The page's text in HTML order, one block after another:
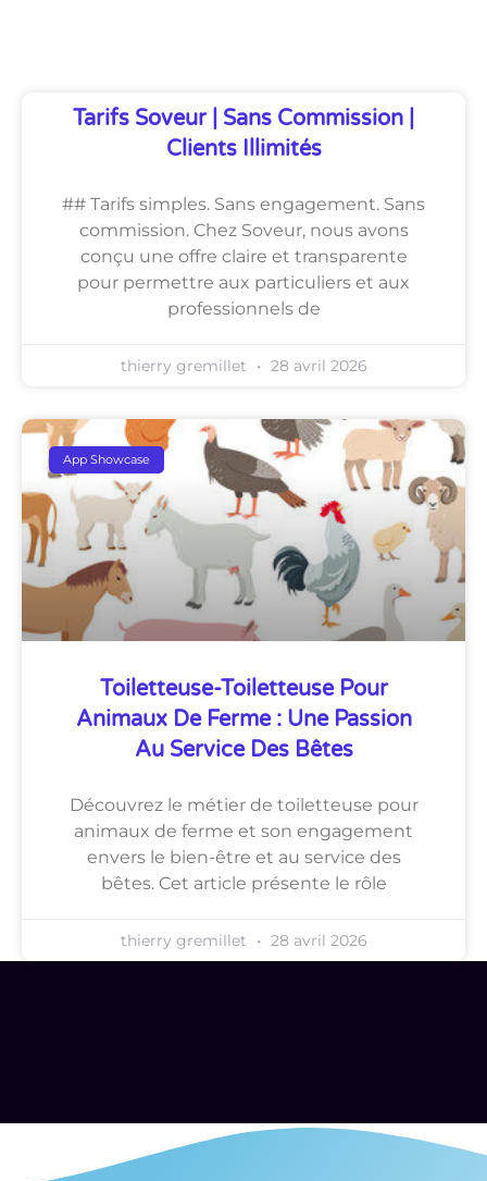
Tarifs Soveur | Sans Commission |
Clients Illimités
## Tarifs simples. Sans engagement. Sans
commission. Chez Soveur, nous avons
conçu une offre claire et transparente
pour permettre aux particuliers et aux
professionnels de
thierry gremillet 28 avril 2026
App Showcase
Toiletteuse-Toiletteuse Pour
Animaux De Ferme : Une Passion
Au Service Des Bêtes
Découvrez le métier de toiletteuse pour
animaux de ferme et son engagement
envers le bien-être et au service des
bêtes. Cet article présente le rôle
thierry gremillet 28 avril 2026